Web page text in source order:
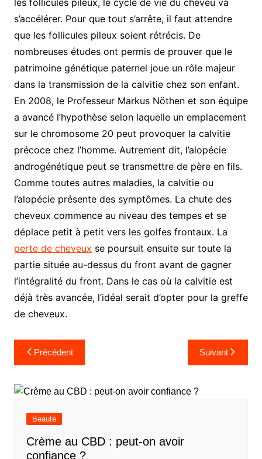
les follicules pileux, le cycle de vie du cheveu va
s’accélérer. Pour que tout s’arrête, il faut attendre
que les follicules pileux soient rétrécis. De
nombreuses études ont permis de prouver que le
patrimoine génétique paternel joue un rôle majeur
dans la transmission de la calvitie chez son enfant.
En 2008, le Professeur Markus Nöthen et son équipe
a avancé l’hypothèse selon laquelle un emplacement
sur le chromosome 20 peut provoquer la calvitie
précoce chez l’homme. Autrement dit, l’alopécie
androgénétique peut se transmettre de père en fils.
Comme toutes autres maladies, la calvitie ou
l’alopécie présente des symptômes. La chute des
cheveux commence au niveau des tempes et se
déplace petit à petit vers les golfes frontaux. La
perte de cheveux se poursuit ensuite sur toute la
partie située au-dessus du front avant de gagner
l’intégralité du front. Dans le cas où la calvitie est
déjà très avancée, l’idéal serait d’opter pour la greffe
de cheveux.
Navigation
de
l’article
Précédent Suivant
Beauté
Crème au CBD : peut-on avoir
confiance ?